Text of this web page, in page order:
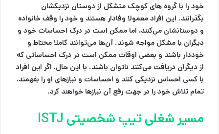
خود را با گروه های کوچک متشکل از دوستان نزدیکشان
بگذرانند. این افراد معمولا وفادار هستند و خود را وقف خانواده
و دوستانشان می‌کنند، اما ممکن است در درک احساسات خود و
دیگران با مشکل مواجه شوند. آن‌ها می‌توانند کاملا محتاط و
خوددار باشند و بعضی اوقات ممکن است در درک احساساتی که
از دیگران دریافت می‌کنند ناتوان باشند. با این حال، اگر این افراد
با کسی احساس نزدیکی کنند و احساسات و نیازهای او را بفهمند،
تمام تلاش‌ خود را در جهت رفع آن نیازها خواهند کرد.
مسیر شغلی تیپ شخصیتی ISTJ